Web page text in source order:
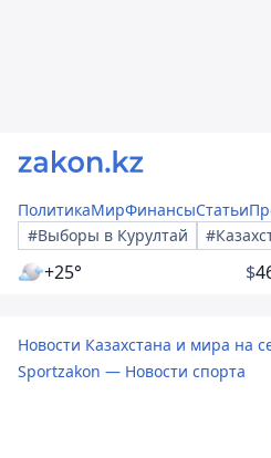
ПолитикаМирФинансыСтатьи
#Выборы в Курултай
+25° $
Новости Казахстана и мира на
Sportzakon — Новости спорта